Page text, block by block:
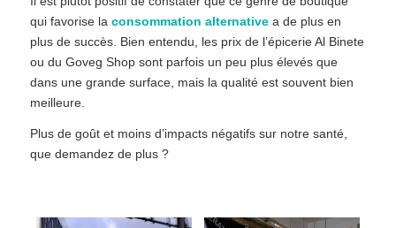
qui favorise la consommation alternativea de plus en
plus de succès. Bien entendu, les prix de l’épicerie Al Binete
ou du Goveg Shop sont parfois un peu plus élevés que
dans une grande surface, mais la qualité est souvent bien
meilleure.
Plus de goût et moins d’impacts négatifs sur notre santé,
que demandez de plus ?